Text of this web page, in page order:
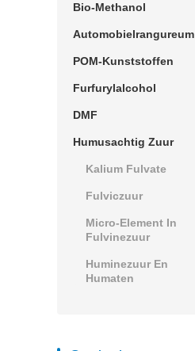
Bio-Methanol
Automobielrangureum
POM-Kunststoffen
Furfurylalcohol
DMF
Humusachtig Zuur
Kalium Fulvate
Fulviczuur
Micro-Element In
Fulvinezuur
Huminezuur En
Humaten